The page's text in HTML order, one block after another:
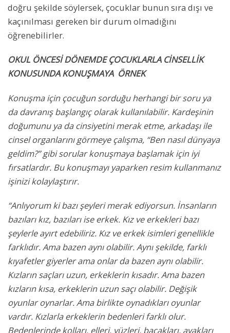
doğru şekilde söylersek, çocuklar bunun sıra dışı ve
kaçınılması gereken bir durum olmadığını
öğrenebilirler.
OKUL ÖNCESİ DÖNEMDE ÇOCUKLARLA CİNSELLİK
KONUSUNDA KONUŞMAYA ÖRNEK
Konuşma için çocuğun sorduğu herhangi bir soru ya
da davranış başlangıç olarak kullanılabilir. Kardeşinin
doğumunu ya da cinsiyetini merak etme, arkadaşı ile
cinsel organlarını görmeye çalışma, “Ben nasıl dünyaya
geldim?” gibi sorular konuşmaya başlamak için iyi
fırsatlardır. Bu konuşmayı yaparken resim kullanmanız
işinizi kolaylaştırır.
“Anlıyorum ki bazı şeyleri merak ediyorsun. İnsanların
bazıları kız, bazıları ise erkek. Kız ve erkekleri bazı
şeylerle ayırt edebiliriz. Kız ve erkek isimleri genellikle
farklıdır. Ama bazen aynı olabilir. Aynı şekilde, farklı
kıyafetler giyerler ama onlar da bazen aynı olabilir.
Kızların saçları uzun, erkeklerin kısadır. Ama bazen
kızların kısa, erkeklerin uzun saçı olabilir. Değişik
oyunlar oynarlar. Ama birlikte oynadıkları oyunlar
vardır. Kızlarla erkeklerin bedenleri farklı olur.
Bedenlerinde kolları, elleri, yüzleri, bacakları, ayakları